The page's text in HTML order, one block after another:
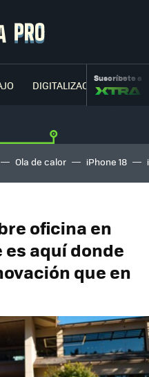
DIGITALIZACIÓNSuscríbete a
Ola de calor iPhone 18
oficina en
es aquí donde
que en